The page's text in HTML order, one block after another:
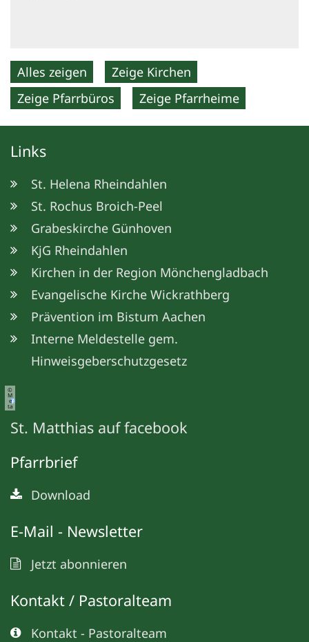
Alles zeigen
Zeige Kirchen
Zeige Pfarrbüros
Zeige Pfarrheime
Links
St. Helena Rheindahlen
St. Rochus Broich-Peel
Grabeskirche Günhoven
KjG Rheindahlen
Kirchen in der Region Mönchengladbach
Evangelische Kirche Wickrathberg
Prävention im Bistum Aachen
Interne Meldestelle gem.
Hinweisgeberschutzgesetz
©
M
e
ta
St. Matthias auf facebook
Pfarrbrief
Download
E-Mail - Newsletter
Jetzt abonnieren
Kontakt / Pastoralteam
Kontakt - Pastoralteam